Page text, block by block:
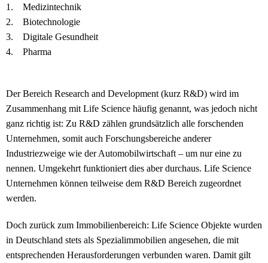
1. Medizintechnik
2. Biotechnologie
3. Digitale Gesundheit
4. Pharma
Der Bereich Research and Development (kurz R&D) wird im
Zusammenhang mit Life Science häufig genannt, was jedoch nicht
ganz richtig ist: Zu R&D zählen grundsätzlich alle forschenden
Unternehmen, somit auch Forschungsbereiche anderer
Industriezweige wie der Automobilwirtschaft – um nur eine zu
nennen. Umgekehrt funktioniert dies aber durchaus. Life Science
Unternehmen können teilweise dem R&D Bereich zugeordnet
werden.
Doch zurück zum Immobilienbereich: Life Science Objekte wurden
in Deutschland stets als Spezialimmobilien angesehen, die mit
entsprechenden Herausforderungen verbunden waren. Damit gilt